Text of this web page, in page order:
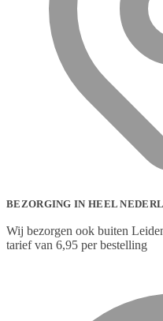
BEZORGING IN HEEL
Wij bezorgen ook buiten
tarief van 6,95 per bestelling